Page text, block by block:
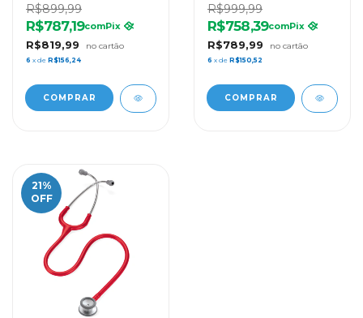
Caribe Rainbow
R$899,99
R$819,99
R$787,19comPix
6 x de R$156,24
R$999,99
R$789,99
R$758,39comPix
6 x de R$150,52
21%
OFF